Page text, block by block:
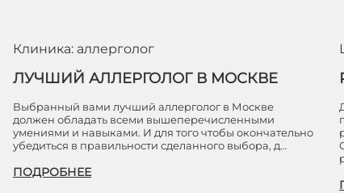
Клиника: аллерголог
ЛУЧШИЙ АЛЛЕРГОЛОГ В МОСКВЕ
Выбранный вами лучший аллерголог в Москве
должен обладать всеми вышеперечисленными
умениями и навыками. И для того чтобы окончательно
убедиться в правильности сделанного выбора, д…
ПОДРОБНЕЕ